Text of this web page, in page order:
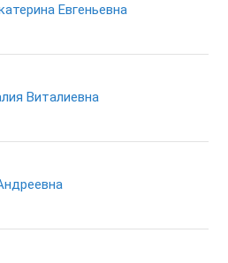
Евгеньевна
Виталиевна